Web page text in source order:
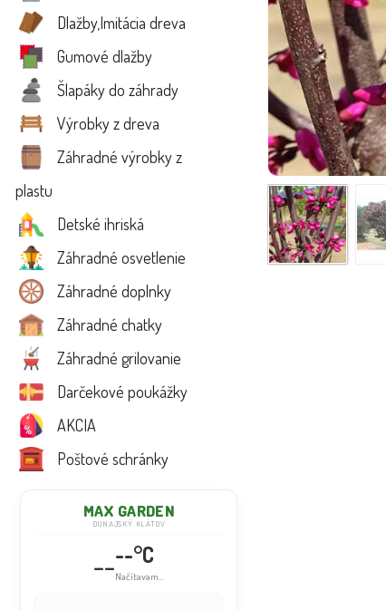
Dlažby,Imitácia dreva
Gumové dlažby
Šlapáky do záhrady
Výrobky z dreva
Záhradné výrobky z
plastu
Detské ihriská
Záhradné osvetlenie
Záhradné doplnky
Záhradné chatky
Záhradné grilovanie
Darčekové poukážky
AKCIA
Poštové schránky
MAX GARDEN
DUNAJSKÝ KLÁTOV
----°C
Načítavam...